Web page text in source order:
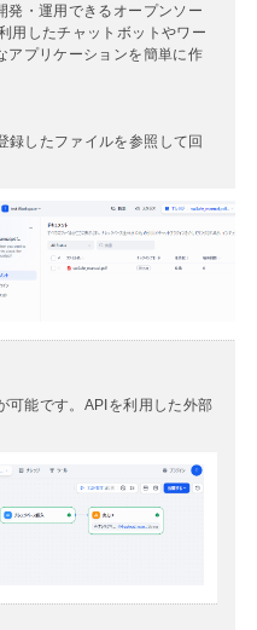
発・運用できるオープンソー
用したチャットボットやワー
アプリケーションを簡単に作
録したファイルを参照して回
可能です。APIを利用した外部